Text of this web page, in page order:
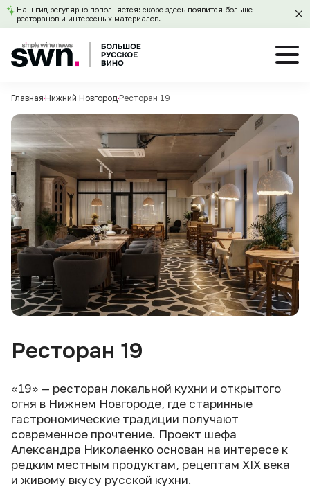
Наш гид регулярно пополняется: скоро здесь появится больше
ресторанов и интересных материалов.
Главная Нижний Новгород Ресторан 19
Ресторан 19
«19» — ресторан локальной кухни и открытого
огня в Нижнем Новгороде, где старинные
гастрономические традиции получают
современное прочтение. Проект шефа
Александра Николаенко основан на интересе к
редким местным продуктам, рецептам XIX века
и живому вкусу русской кухни.